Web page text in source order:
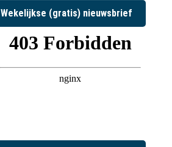
Wekelijkse (gratis) nieuwsbrief